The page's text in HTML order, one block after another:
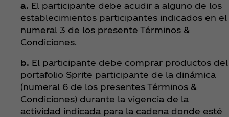
a. El participante debe acudir a alguno de los
establecimientos participantes indicados en el
numeral 3 de los presente Términos &
Condiciones.
b. El participante debe comprar productos del
portafolio Sprite participante de la dinámica
(numeral 6 de los presentes Términos &
Condiciones) durante la vigencia de la
actividad indicada para la cadena donde esté